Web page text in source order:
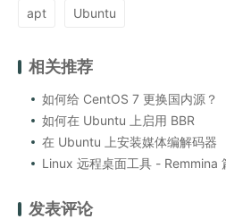
apt Ubuntu
相关推荐
如何给 CentOS 7 更换国内源？
如何在 Ubuntu 上启用 BBR
在 Ubuntu 上安装媒体编解码器
Linux 远程桌面工具 - Remmina
发表评论